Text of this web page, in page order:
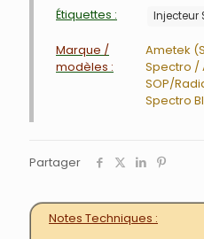
Étiquettes :
Injecteur
Marque /
modèles :
Ametek
Spectro /
SOP/
Spectro
Partager
Notes Techniques